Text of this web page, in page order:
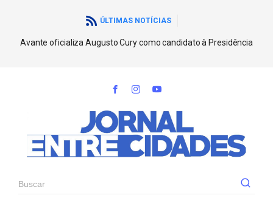
ÚLTIMAS NOTÍCIAS
Avante oficializa Augusto Cury como candidato à Presidência